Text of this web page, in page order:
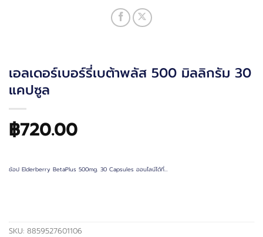
เอลเดอร์เบอร์รี่เบต้าพลัส 500 มิลลิกรัม 30
แคปซูล
฿720.00
ช้อป Elderberry BetaPlus 500mg. 30 Capsules ออนไลน์ได้ที่…
SKU: 8859527601106